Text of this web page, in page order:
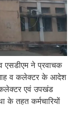
ने प्रवाचक
व कलेक्टर के आदेश
कलेक्टर एवं उपखंड
के तहत कर्मचारियों